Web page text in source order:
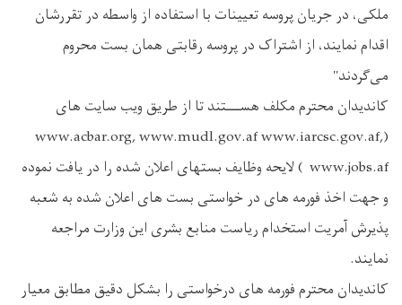
ملکی، در جریان پروسه تعیینات با استفاده از واسطه در تقررشان
اقدام نمایند، از اشتراک در پروسه رقابتی همان بست محروم
می‌گردند"
کاندیدان محترم مکلف هســـتند تا از طریق ویب سایت های
(www.acbar.org, www.mudl.gov.af www.iarcsc.gov.af,
www.jobs.af ) لایحه وظایف بستهای اعلان شده را در یافت نموده
و جهت اخذ فورمه های در خواستی بست های اعلان شده به شعبه
پذیرش آمریت استخدام ریاست منابع بشری این وزارت مراجعه
نمایند.
کاندیدان محترم فورمه های درخواستی را بشکل دقیق مطابق معیار